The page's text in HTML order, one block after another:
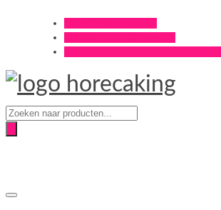
Producten
zoeken